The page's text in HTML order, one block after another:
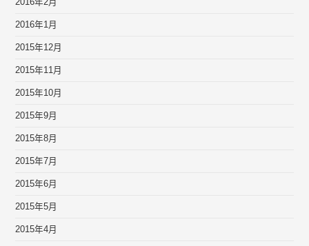
2016年1月
2015年12月
2015年11月
2015年10月
2015年9月
2015年8月
2015年7月
2015年6月
2015年5月
2015年4月